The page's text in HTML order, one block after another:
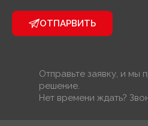
ОТПАРВИТЬ
Отправьте заявку, и
решение.
Нет времени ждать?